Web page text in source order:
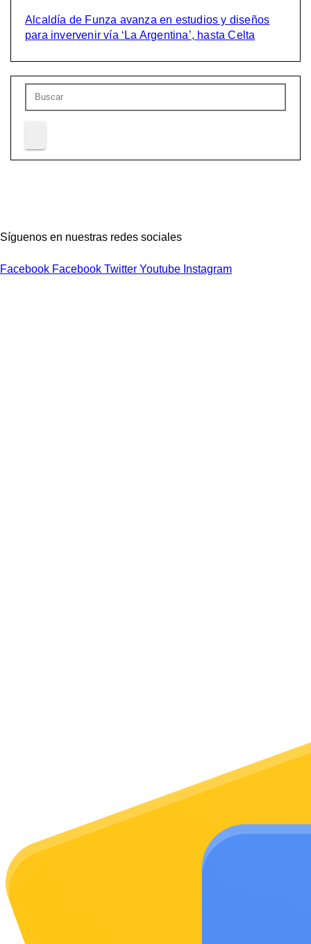
Alcaldía de Funza avanza en estudios y diseños
para invervenir vía ‘La Argentina’, hasta Celta
Síguenos en nuestras redes sociales
Facebook Facebook Twitter Youtube Instagram